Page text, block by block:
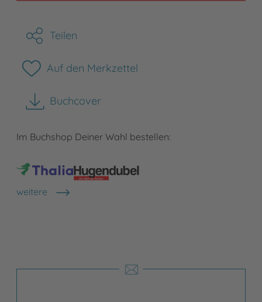
Teilen
Auf den Merkzettel
Buchcover
herunterladen
Im Buchshop Deiner Wahl bestellen:
weitere
Shops anzeigen